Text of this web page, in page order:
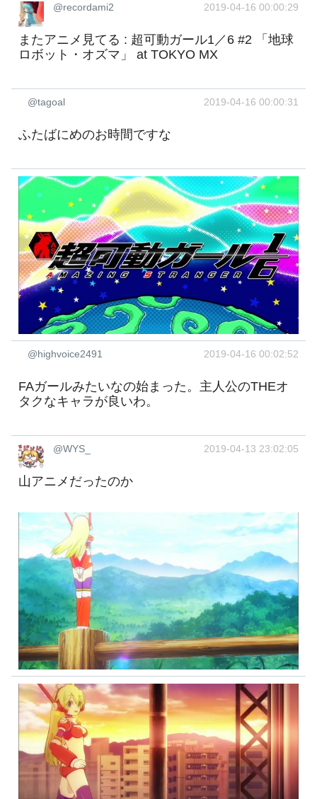
@recordami2 2019-04-16 00:00:29
またアニメ見てる : 超可動ガール1／6 #2 「地球
ロボット・オズマ」 at TOKYO MX
@tagoal 2019-04-16 00:00:31
ふたばにめのお時間ですな
@highvoice2491 2019-04-16 00:02:52
FAガールみたいなの始まった。主人公のTHEオ
タクなキャラが良いわ。
@WYS_ 2019-04-13 23:02:05
山アニメだったのか